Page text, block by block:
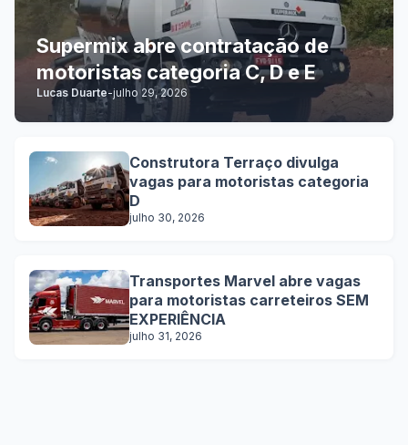
Supermix abre contratação de
motoristas categoria C, D e E
Lucas Duarte-julho 29, 2026
Construtora Terraço divulga
vagas para motoristas categoria
D
julho 30, 2026
Transportes Marvel abre vagas
para motoristas carreteiros SEM
EXPERIÊNCIA
julho 31, 2026